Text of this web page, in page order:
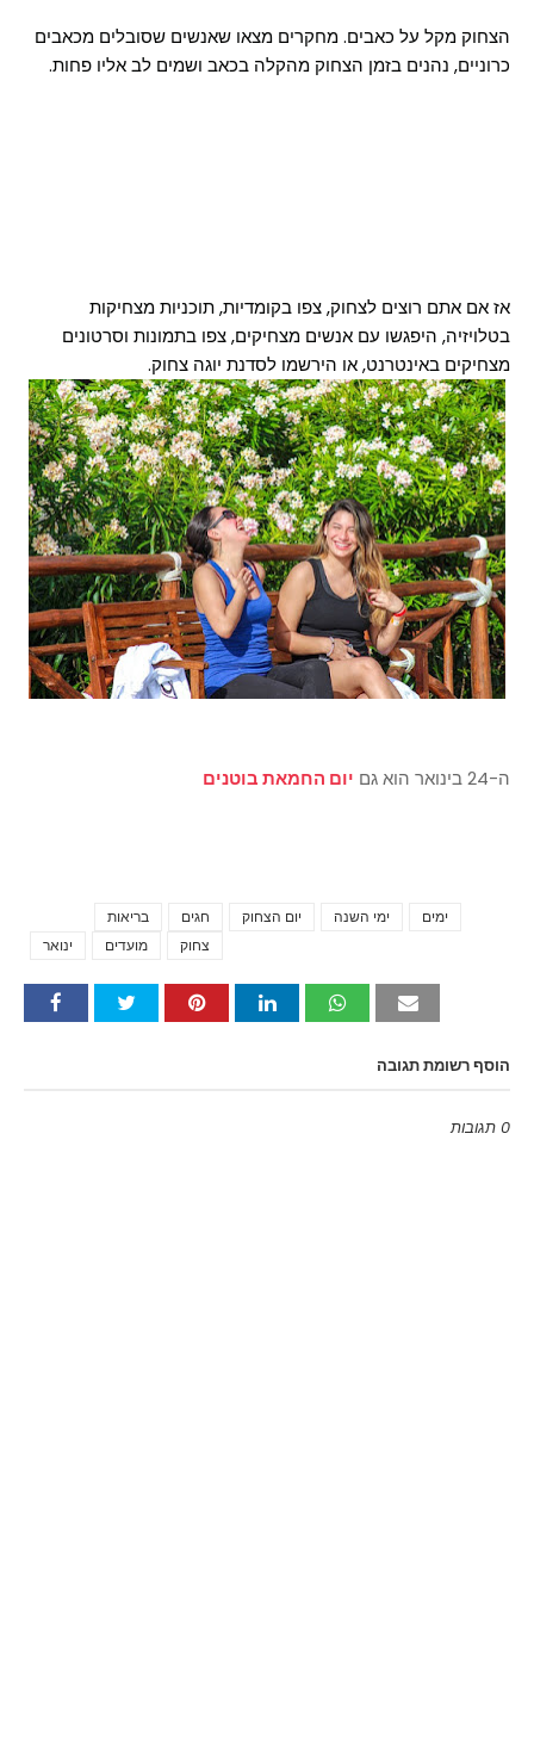
הצחוק מקל על כאבים. מחקרים מצאו שאנשים שסובלים מכאבים
כרוניים, נהנים בזמן הצחוק מהקלה בכאב ושמים לב אליו פחות.
אז אם אתם רוצים לצחוק, צפו בקומדיות, תוכניות מצחיקות
בטלויזיה, היפגשו עם אנשים מצחיקים, צפו בתמונות וסרטונים
מצחיקים באינטרנט, או הירשמו לסדנת יוגה צחוק.
ה-24 בינואר הוא גם יום החמאת בוטנים
בריאות חגים יום הצחוק ימי השנה
ימים
ינואר
מועדים צחוק
הוסף רשומת תגובה
0 תגובות